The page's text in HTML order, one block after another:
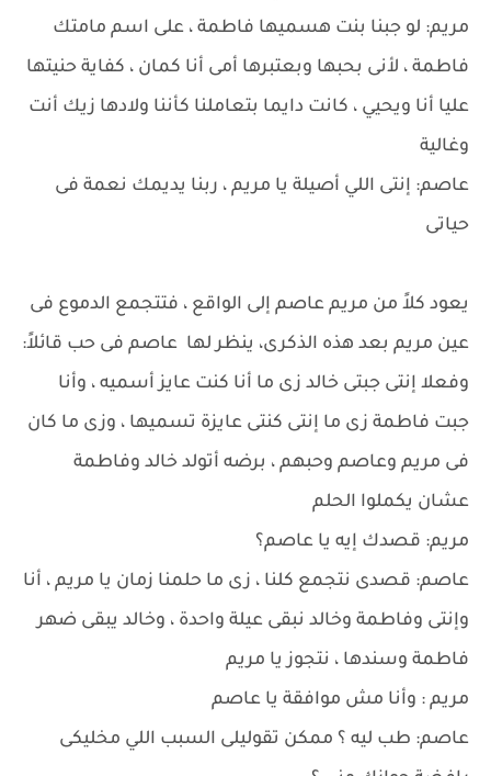
مريم: لو جبنا بنت هسميها فاطمة ، على اسم مامتك
فاطمة ، لأنى بحبها وبعتبرها أمى أنا كمان ، كفاية حنيتها
عليا أنا ويحيي ، كانت دايما بتعاملنا كأننا ولادها زيك أنت
وغالية
عاصم: إنتى اللي أصيلة يا مريم ، ربنا يديمك نعمة فى
حياتى
يعود كلاً من مريم عاصم إلى الواقع ، فتتجمع الدموع فى
عين مريم بعد هذه الذكرى، ينظر لها عاصم فى حب قائلاً:
وفعلا إنتى جبتى خالد زى ما أنا كنت عايز أسميه ، وأنا
جبت فاطمة زى ما إنتى كنتى عايزة تسميها ، وزى ما كان
فى مريم وعاصم وحبهم ، برضه أتولد خالد وفاطمة
عشان يكملوا الحلم
مريم: قصدك إيه يا عاصم؟
عاصم: قصدى نتجمع كلنا ، زى ما حلمنا زمان يا مريم ، أنا
وإنتى وفاطمة وخالد نبقى عيلة واحدة ، وخالد يبقى ضهر
فاطمة وسندها ، نتجوز يا مريم
مريم : وأنا مش موافقة يا عاصم
عاصم: طب ليه ؟ ممكن تقوليلى السبب اللي مخليكى